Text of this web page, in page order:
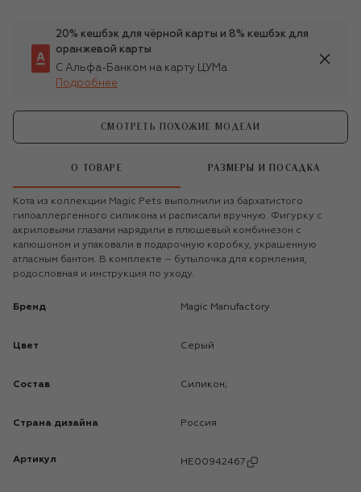
20% кешбэк для чёрной карты и 8% кешбэк для
оранжевой карты
С Альфа-Банком на карту ЦУМа
Подробнее
СМОТРЕТЬ ПОХОЖИЕ МОДЕЛИ
О ТОВАРЕ РАЗМЕРЫ И ПОСАДКА
Кота из коллекции Magic Pets выполнили из бархатистого
гипоаллергенного силикона и расписали вручную. Фигурку с
акриловыми глазами нарядили в плюшевый комбинезон с
капюшоном и упаковали в подарочную коробку, украшенную
атласным бантом. В комплекте – бутылочка для кормления,
родословная и инструкция по уходу.
Бренд Magic Manufactory
Цвет Серый
Состав Силикон;
Страна дизайна Россия
Артикул HE00942467